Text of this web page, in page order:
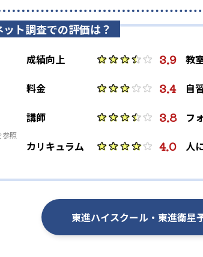
ト調査での評価は？
参照
成績向上 3.9
料金 3.4
講師 3.8
カリキュラム 4.0
教
自
フ
人
東進ハイスクール・東進衛星